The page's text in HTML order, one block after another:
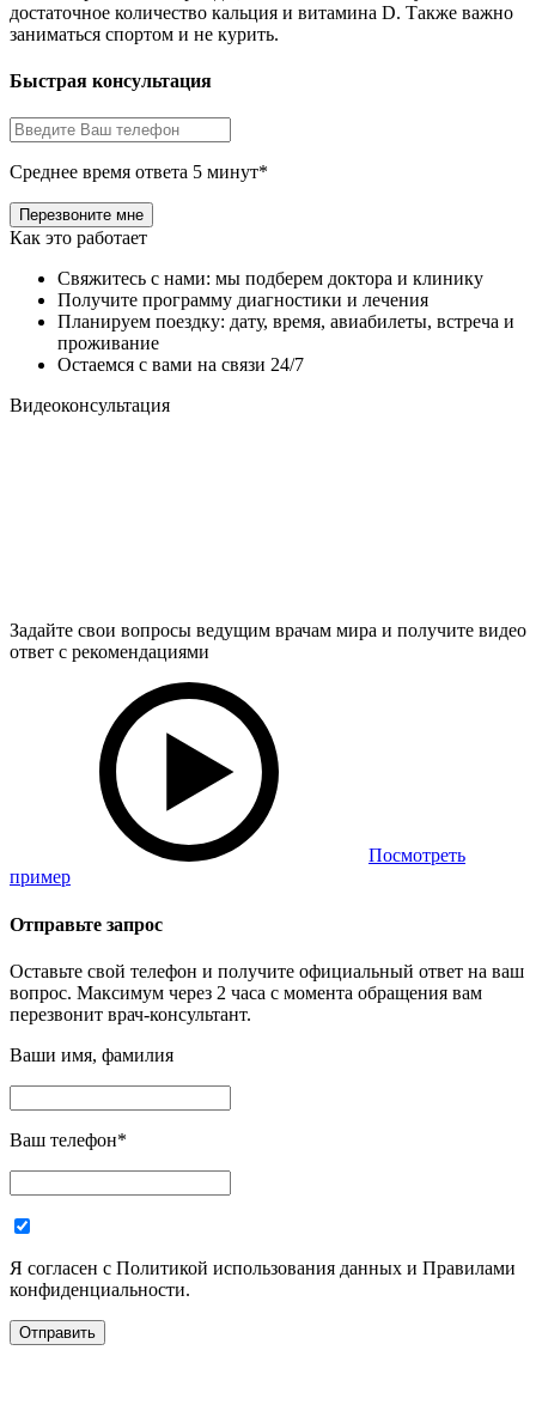
достаточное количество кальция и витамина D. Также важно
заниматься спортом и не курить.
Быстрая консультация
Среднее время ответа 5 минут*
Как это работает
Свяжитесь с нами: мы подберем доктора и клинику
Получите программу диагностики и лечения
Планируем поездку: дату, время, авиабилеты, встреча и
проживание
Остаемся с вами на связи 24/7
Видеоконсультация
Задайте свои вопросы ведущим врачам мира и получите видео
ответ с рекомендациями
Посмотреть
пример
Отправьте запрос
Оставьте свой телефон и получите официальный ответ на ваш
вопрос. Максимум через 2 часа с момента обращения вам
перезвонит врач-консультант.
Ваши имя, фамилия
Ваш телефон*
Я согласен с Политикой использования данных и Правилами
конфиденциальности.